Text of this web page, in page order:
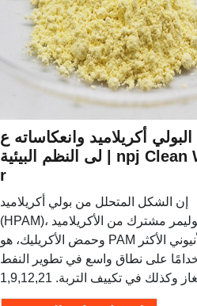
أكريلاميد وانعكاساته ع
لى النظم البيئية | npj Clean Wate
r
إن الشكل المتحلل من بولي أكريلاميد
(HPAM)، وهو بوليمر مشترك من الأكريلاميد
وحمض الأكريليك، هو PAM الأنيوني الأكثر
على نطاق واسع في تطوير النفط
وكذلك في تكييف التربة. 1,9,12,21